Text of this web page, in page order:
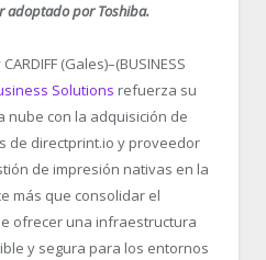
adoptado por Toshiba.
(Gales)–(BUSINESS
Solutions refuerza su
nube con la adquisición de
de directprint.io y proveedor
de impresión nativas en la
más que consolidar el
ofrecer una infraestructura
y segura para los entornos